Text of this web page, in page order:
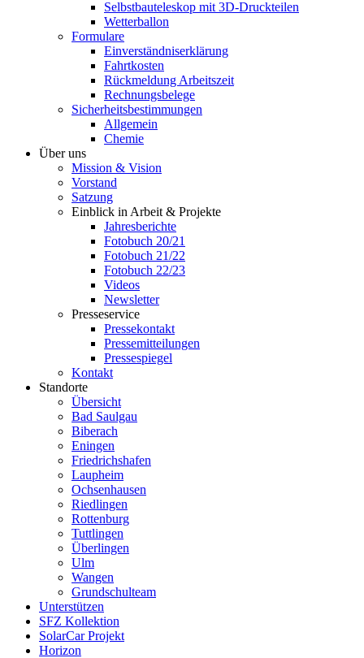
Selbstbauteleskop mit 3D-Druckteilen
Wetterballon
Formulare
Einverständniserklärung
Fahrtkosten
Rückmeldung Arbeitszeit
Rechnungsbelege
Sicherheitsbestimmungen
Allgemein
Chemie
Über uns
Mission & Vision
Vorstand
Satzung
Einblick in Arbeit & Projekte
Jahresberichte
Fotobuch 20/21
Fotobuch 21/22
Fotobuch 22/23
Videos
Newsletter
Presseservice
Pressekontakt
Pressemitteilungen
Pressespiegel
Kontakt
Standorte
Übersicht
Bad Saulgau
Biberach
Eningen
Friedrichshafen
Laupheim
Ochsenhausen
Riedlingen
Rottenburg
Tuttlingen
Überlingen
Ulm
Wangen
Grundschulteam
Unterstützen
SFZ Kollektion
SolarCar Projekt
Horizon